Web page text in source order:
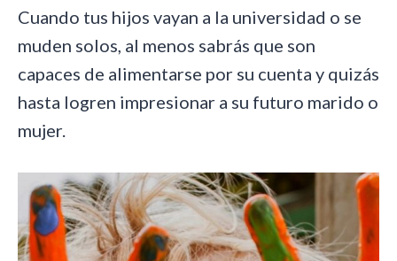
Cuando tus hijos vayan a la universidad o se
muden solos, al menos sabrás que son
capaces de alimentarse por su cuenta y quizás
hasta logren impresionar a su futuro marido o
mujer.